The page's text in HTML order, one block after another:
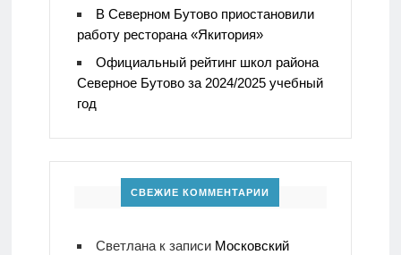
В Северном Бутово приостановили
работу ресторана «Якитория»
Официальный рейтинг школ района
Северное Бутово за 2024/2025 учебный
год
СВЕЖИЕ КОММЕНТАРИИ
Светланак записи Московский